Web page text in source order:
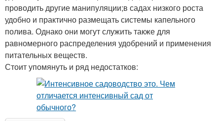
проводить другие манипуляции;в садах низкого роста
удобно и практично размещать системы капельного
полива. Однако они могут служить также для
равномерного распределения удобрений и применения
питательных веществ.
Стоит упомянуть и ряд недостатков: